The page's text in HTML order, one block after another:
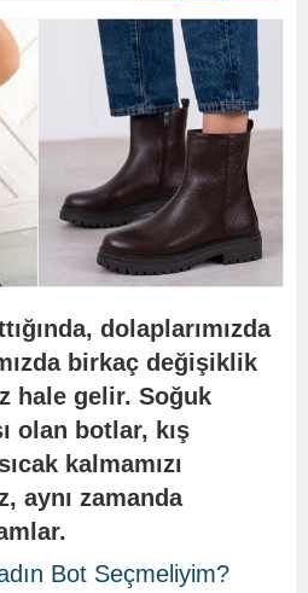
dolaplarımızda
birkaç değişiklik
hale gelir. Soğuk
olan botlar, kış
kalmamızı
aynı zamanda
Bot Seçmeliyim?